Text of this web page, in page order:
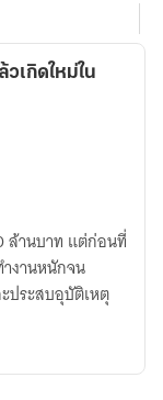
เกิดใหม่ใน
ล้านบาท แต่ก่อนที่
ำงานหนักจน
ประสบอุบัติเหตุ